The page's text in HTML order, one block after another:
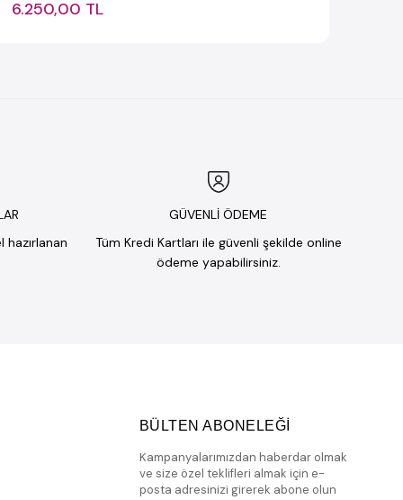
6.250,00 TL
GÜVENLİ ÖDEME
Tüm Kredi Kartları ile güvenli şekilde online
ödeme yapabilirsiniz.
BÜLTEN ABONELEĞİ
Kampanyalarımızdan haberdar olmak
ve size özel teklifleri almak için e-
posta adresinizi girerek abone olun